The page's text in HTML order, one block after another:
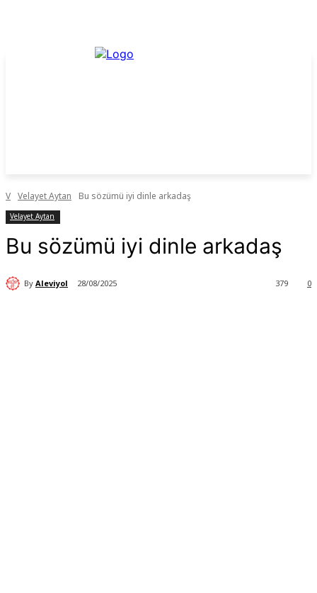
V Velayet Aytan Bu sözümü iyi dinle arkadaş
Velayet Aytan
Bu sözümü iyi dinle arkadaş
By Aleviyol 28/08/2025 0
379